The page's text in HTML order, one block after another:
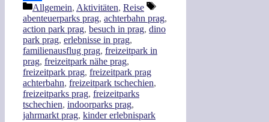
Teilen
Kategorien
Allgemein, Aktivitäten, Reise
Schlagwörter
abenteuerparks prag, achterbahn prag,
action park prag, besuch in prag, dino
park prag, erlebnisse in prag,
familienausflug prag, freizeitpark in
prag, freizeitpark nähe prag,
freizeitpark prag, freizeitpark prag
achterbahn, freizeitpark tschechien,
freizeitparks prag, freizeitparks
tschechien, indoorparks prag,
jahrmarkt prag, kinder erlebnispark